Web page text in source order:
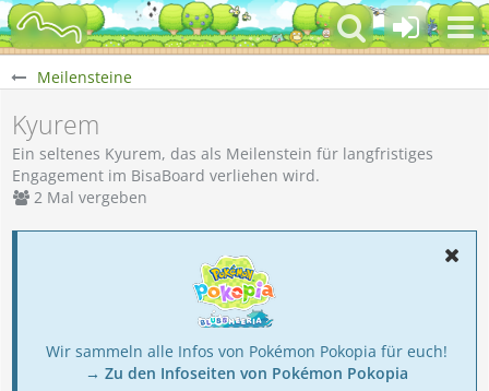
Meilensteine
Kyurem
Ein seltenes Kyurem, das als Meilenstein für langfristiges
Engagement im BisaBoard verliehen wird.
2 Mal vergeben
Wir sammeln alle Infos von Pokémon Pokopia für euch!
→ Zu den Infoseiten von Pokémon Pokopia